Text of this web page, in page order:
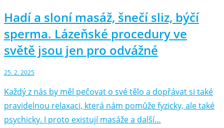
Hadí a sloní masáž, šnečí sliz, býčí
sperma. Lázeňské procedury ve
světě jsou jen pro odvážné
25. 2. 2025
Každý z nás by měl pečovat o své tělo a dopřávat si také
pravidelnou relaxaci, která nám pomůže fyzicky, ale také
psychicky. I proto existují masáže a další…